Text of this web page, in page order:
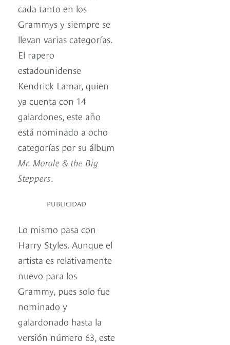
cada tanto en los
Grammys y siempre se
llevan varias categorías.
El rapero
estadounidense
Kendrick Lamar, quien
ya cuenta con 14
galardones, este año
está nominado a ocho
categorías por su álbum
Mr. Morale & the Big
Steppers.
PUBLICIDAD
Lo mismo pasa con
Harry Styles. Aunque el
artista es relativamente
nuevo para los
Grammy, pues solo fue
nominado y
galardonado hasta la
versión número 63, este